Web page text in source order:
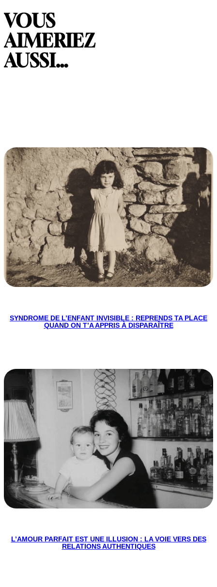
VOUS
AIMERIEZ
AUSSI…
SYNDROME DE L’ENFANT INVISIBLE : REPRENDS TA PLACE
QUAND ON T’A APPRIS À DISPARAÎTRE
L’AMOUR PARFAIT EST UNE ILLUSION : LA VOIE VERS DES
RELATIONS AUTHENTIQUES